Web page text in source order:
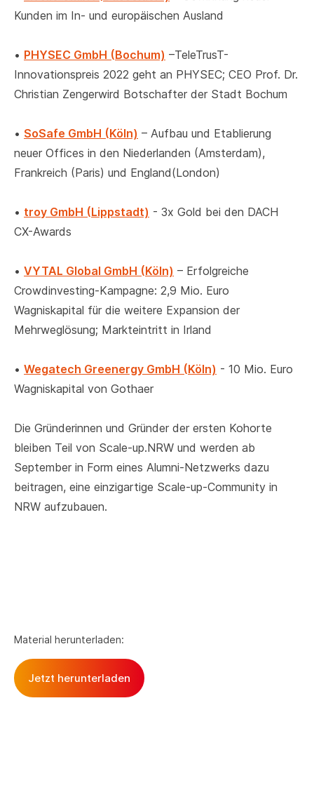
Kunden im In- und europäischen Ausland
• PHYSEC GmbH (Bochum) –TeleTrusT-
Innovationspreis 2022 geht an PHYSEC; CEO Prof. Dr.
Christian Zengerwird Botschafter der Stadt Bochum
• SoSafe GmbH (Köln) – Aufbau und Etablierung
neuer Offices in den Niederlanden (Amsterdam),
Frankreich (Paris) und England(London)
• troy GmbH (Lippstadt) - 3x Gold bei den DACH
CX-Awards
• VYTAL Global GmbH (Köln) – Erfolgreiche
Crowdinvesting-Kampagne: 2,9 Mio. Euro
Wagniskapital für die weitere Expansion der
Mehrweglösung; Markteintritt in Irland
• Wegatech Greenergy GmbH (Köln) - 10 Mio. Euro
Wagniskapital von Gothaer
Die Gründerinnen und Gründer der ersten Kohorte
bleiben Teil von Scale-up.NRW und werden ab
September in Form eines Alumni-Netzwerks dazu
beitragen, eine einzigartige Scale-up-Community in
NRW aufzubauen.
Material herunterladen:
Jetzt herunterladen